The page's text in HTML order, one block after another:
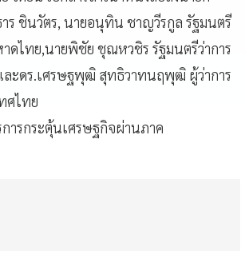
ร ชินวัตร, นายอนุทิน ชาญวีรกูล รัฐมนตรี
าดไทย,นายพิชัย ชุณหวชิร รัฐมนตรีว่าการ
ละดร.เศรษฐพุฒิ สุทธิวาทนฤพุฒิ ผู้ว่าการ
ศไทย
ารกระตุ้นเศรษฐกิจผ่านภาค